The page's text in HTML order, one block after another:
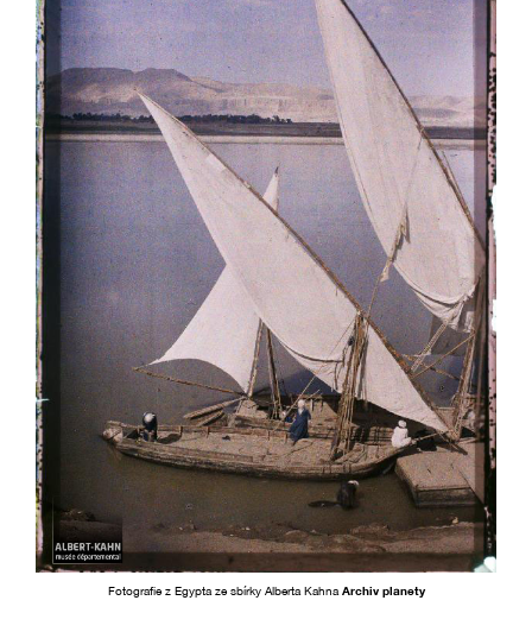
Fotografie z Egypta ze sbírky Alberta Kahna Archiv planety